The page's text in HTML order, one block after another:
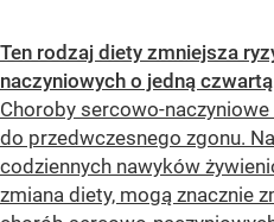
Ten rodzaj diety zmniejsza
naczyniowych o jedną czwartą
Choroby sercowo-
do przedwczesnego zgonu.
codziennych nawyków
zmiana diety, mogą znacznie